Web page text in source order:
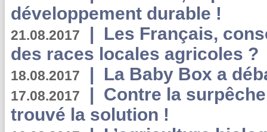
développement durable !
21.08.2017 | Les Français,
des races locales agricoles ?
18.08.2017 | La Baby Box a
17.08.2017 | Contre la
trouvé la solution !